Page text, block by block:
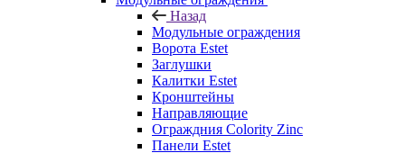
Назад
Модульные ограждения
Ворота Estet
Заглушки
Калитки Estet
Кронштейны
Направляющие
Ограждния Colority Zinc
Панели Estet